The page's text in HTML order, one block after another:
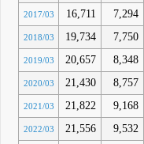
2017/03 16,711 7,294
2018/03 19,734 7,750
2019/03 20,657 8,348
2020/03 21,430 8,757
2021/03 21,822 9,168
2022/03 21,556 9,532